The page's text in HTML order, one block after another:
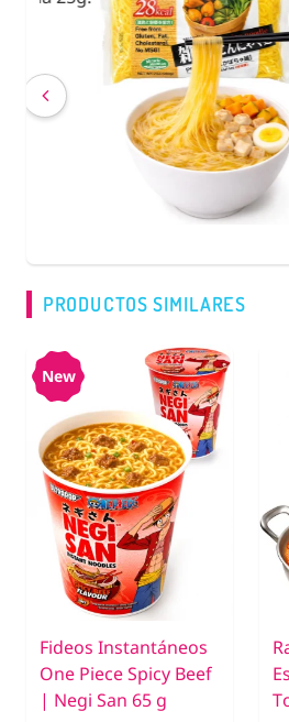
€ 2,63
€
(IVA
PRODUCTOS SIMILARES
New
Fideos Instantáneos
One Piece Spicy Beef
| Negi San 65 g